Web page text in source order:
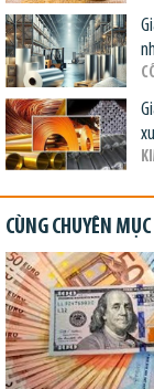
CÙNG CHUYÊN MỤC